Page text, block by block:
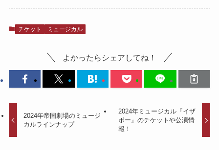
チケット ミュージカル
よかったらシェアしてね！
2024年帝国劇場のミュージ
カルラインナップ
2024年ミュージカル『イザ
ボー』のチケットや公演情
報！